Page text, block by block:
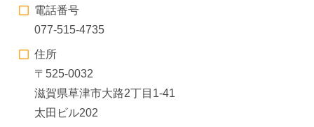
電話番号
077-515-4735
住所
〒525-0032
滋賀県草津市大路2丁目1-41
太田ビル202